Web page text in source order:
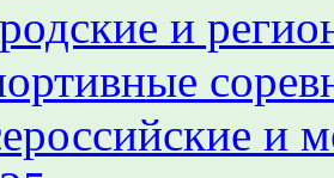
и
и